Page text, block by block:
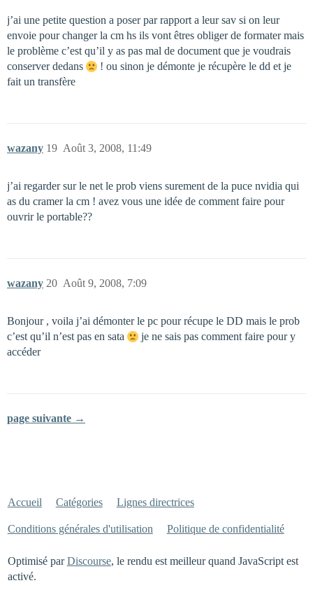
j’ai une petite question a poser par rapport a leur sav si on leur
envoie pour changer la cm hs ils vont êtres obliger de formater mais
le problème c’est qu’il y as pas mal de document que je voudrais
conserver dedans
! ou sinon je démonte je récupère le dd et je
fait un transfère
wazany Août 3, 2008, 11:49
19
j’ai regarder sur le net le prob viens surement de la puce nvidia qui
as du cramer la cm ! avez vous une idée de comment faire pour
ouvrir le portable??
wazany Août 9, 2008, 7:09
20
Bonjour , voila j’ai démonter le pc pour récupe le DD mais le prob
c’est qu’il n’est pas en sata
je ne sais pas comment faire pour y
accéder
page suivante →
Accueil Catégories Lignes directrices
Conditions générales d'utilisation Politique de confidentialité
Optimisé parDiscourse, le rendu est meilleur quand JavaScript est
activé.